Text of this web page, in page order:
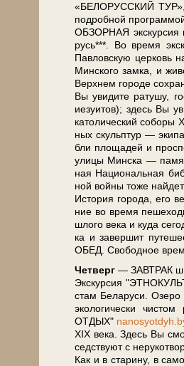
«БЕЛОРУССКИЙ ТУР»,
по­дроб­ной
ОБЗОРНАЯ экскурсия
русь***. Во вре­мя
Павловскую цер­ковь
Мин­ско­го зам­ка, и
Верх­нем го­ро­де
Вы уви­ди­те ра­ту­шу,
иезуи­тов); здесь Вы
ка­то­ли­че­ский
ных скульп­тур —
бли пло­ща­дей и
ули­цы Мин­ска —
ная На­ци­о­наль­ная
ной вой­ны то­же
История го­ро­да, его
ние во вре­мя
шло­го ве­ка и ку­да
ка и за­вер­шит
ОБЕД. Сво­бод­ное
Чет­верг — ЗАВ­ТРАК
Экс­кур­сия
стам Бе­ла­ру­си.
экологически
ОТДЫХ"
XIX ве­ка. Здесь Вы
сед­ству­ют с
Как и в ста­ри­ну, в